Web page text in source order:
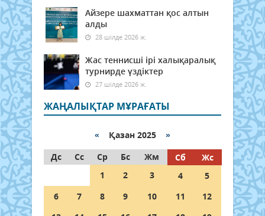
Айзере шахматтан қос алтын
алды
28 шілде 2026 ж.
Жас теннисші ірі халықаралық
турнирде үздіктер
27 шілде 2026 ж.
ЖАҢАЛЫҚТАР МҰРАҒАТЫ
« Қазан 2025 »
Дс
Сс Ср Бс Жм Сб
Жс
1
2 3 4
5
6
7 8 9 10 11
12